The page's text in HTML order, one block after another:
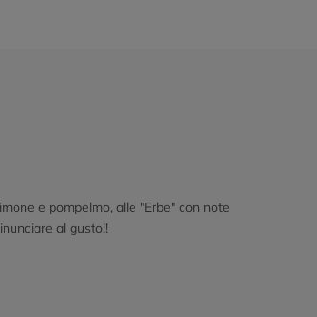
e pompelmo, alle "Erbe" con note
al gusto!!